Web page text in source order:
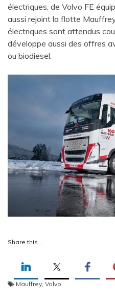
électriques, de Volvo FE
aussi rejoint la flotte
électriques sont attendus
développe aussi des offres
ou biodiesel.
Share this…
Mauffrey, Volvo